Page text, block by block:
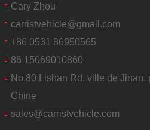
Cary Zhou
carristvehicle@gmail.com
+86 0531 86950565
86 15069010860
No.80 Lishan Rd, ville de Jinan,
Chine
sales@carristvehicle.com